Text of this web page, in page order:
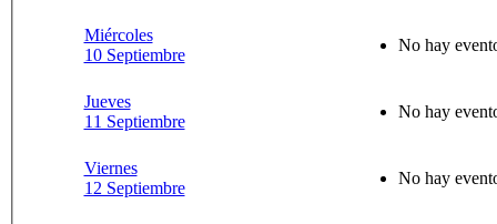
Miércoles
10 Septiembre
No hay
Jueves
11 Septiembre
No hay
Viernes
12 Septiembre
No hay